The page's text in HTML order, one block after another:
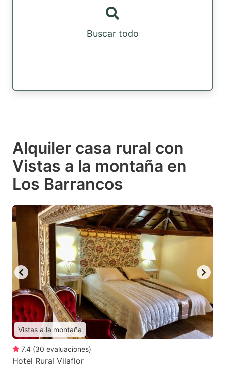
Buscar todo
Alquiler casa rural con
Vistas a la montaña en
Los Barrancos
Vistas a la montaña
7.4 (30 evaluaciones)
Hotel Rural Vilaflor